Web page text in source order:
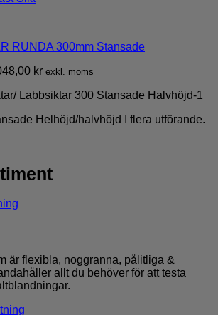
RUNDA 300mm Stansade
krPrisintervall:
till
exkl. moms
Labbsiktar 300 Stansade Halvhöjd-1
Helhöjd/halvhöjd I flera utförande.
är flexibla, noggranna, pålitliga &
allt du behöver för att testa